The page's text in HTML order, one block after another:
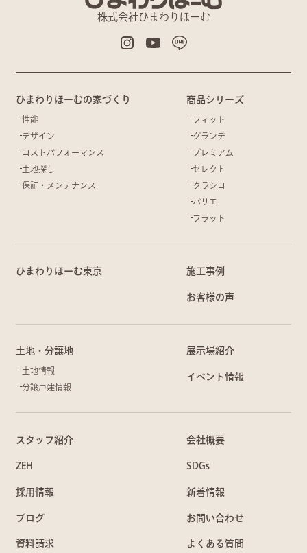
株式会社ひまわりほーむ
ひまわりほーむの家づくり
性能
デザイン
コストパフォーマンス
土地探し
保証・メンテナンス
商品シリーズ
フィット
グランデ
プレミアム
セレクト
クラシコ
バリエ
フラット
ひまわりほーむ東京 施工事例
お客様の声
土地・分譲地
土地情報
分譲戸建情報
展示場紹介
イベント情報
スタッフ紹介 会社概要
ZEH SDGs
採用情報 新着情報
ブログ お問い合わせ
資料請求 よくある質問